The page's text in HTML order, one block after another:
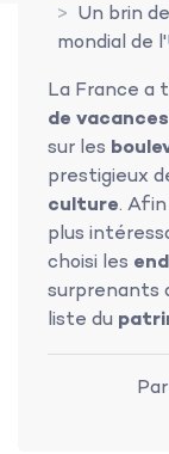
Un brin
mondial de
La France a
de
sur les
prestigieux
culture.
plus
choisi les
surprenants
liste du